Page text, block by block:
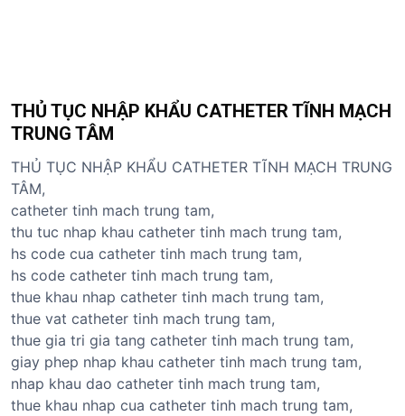
THỦ TỤC NHẬP KHẨU CATHETER TĨNH MẠCH
TRUNG TÂM
THỦ TỤC NHẬP KHẨU CATHETER TĨNH MẠCH TRUNG
TÂM,
catheter tinh mach trung tam,
thu tuc nhap khau catheter tinh mach trung tam,
hs code cua catheter tinh mach trung tam,
hs code catheter tinh mach trung tam,
thue khau nhap catheter tinh mach trung tam,
thue vat catheter tinh mach trung tam,
thue gia tri gia tang catheter tinh mach trung tam,
giay phep nhap khau catheter tinh mach trung tam,
nhap khau dao catheter tinh mach trung tam,
thue khau nhap cua catheter tinh mach trung tam,